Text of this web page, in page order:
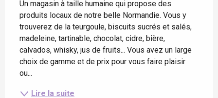
Un magasin à taille humaine qui propose des
produits locaux de notre belle Normandie. Vous y
trouverez de la teurgoule, biscuits sucrés et salés,
madeleine, tartinable, chocolat, cidre, bière,
calvados, whisky, jus de fruits... Vous avez un large
choix de gamme et de prix pour vous faire plaisir
ou...
Lire la suite